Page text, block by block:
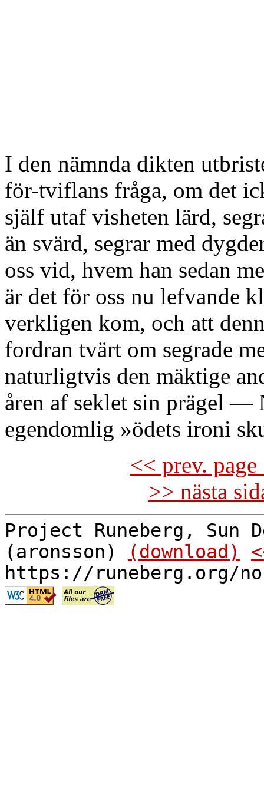
I den nämnda dikten
för-tviflans fråga, om det
själf utaf visheten lärd,
än svärd, segrar med
oss vid, hvem han sedan
är det för oss nu lefvande
verkligen kom, och att
fordran tvärt om segrade
naturligtvis den mäktige
åren af seklet sin prägel —
egendomlig »ödets ironi
<< prev.
>> nästa
Project Runeberg, Sun
(aronsson)
(download)
https://runeberg.org/